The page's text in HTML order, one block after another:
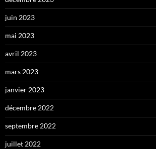
juin 2023
mai 2023
avril 2023
mars 2023
janvier 2023
décembre 2022
septembre 2022
juillet 2022